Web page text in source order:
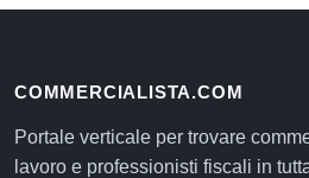
COMMERCIALISTA.COM
Portale verticale per trovare
lavoro e professionisti fiscali in